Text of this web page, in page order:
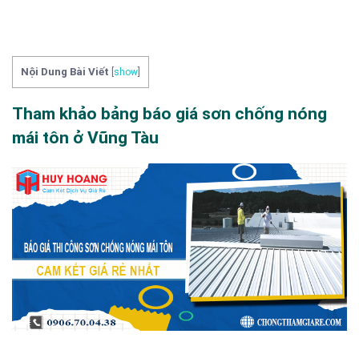
Nội Dung Bài Viết show
Tham khảo bảng báo giá sơn chống nóng
mái tôn ở Vũng Tàu